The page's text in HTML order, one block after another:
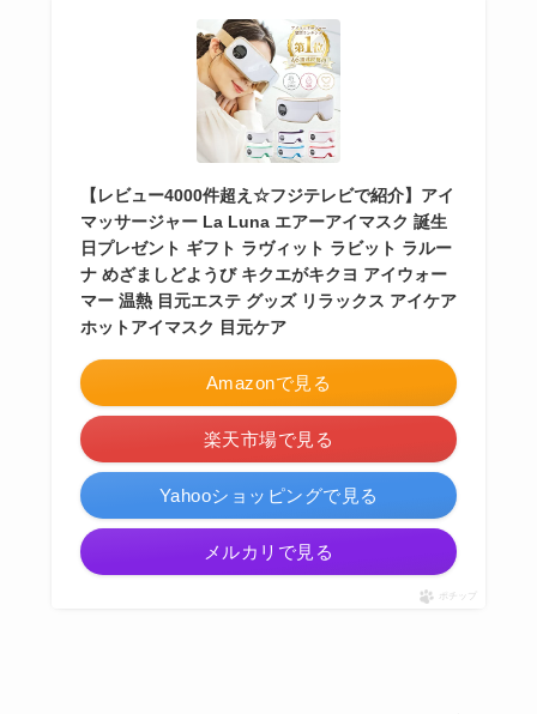
【レビュー4000件超え☆フジテレビで紹介】アイ
マッサージャー La Luna エアーアイマスク 誕生
日プレゼント ギフト ラヴィット ラビット ラルー
ナ めざましどようび キクエがキクヨ アイウォー
マー 温熱 目元エステ グッズ リラックス アイケア
ホットアイマスク 目元ケア
Amazonで見る
楽天市場で見る
Yahooショッピングで見る
メルカリで見る
ポチップ